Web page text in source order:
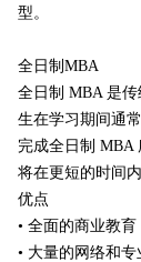
型。
全日制MBA
全日制 MBA 是
生在学习期间通
完成全日制 MBA
将在更短的时间
优点
• 全面的商业教育
• 大量的网络和